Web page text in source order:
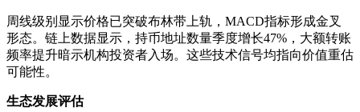
周线级别显示价格已突破布林带上轨，MACD指标形成金叉
形态。链上数据显示，持币地址数量季度增长47%，大额转账
频率提升暗示机构投资者入场。这些技术信号均指向价值重估
可能性。
生态发展评估